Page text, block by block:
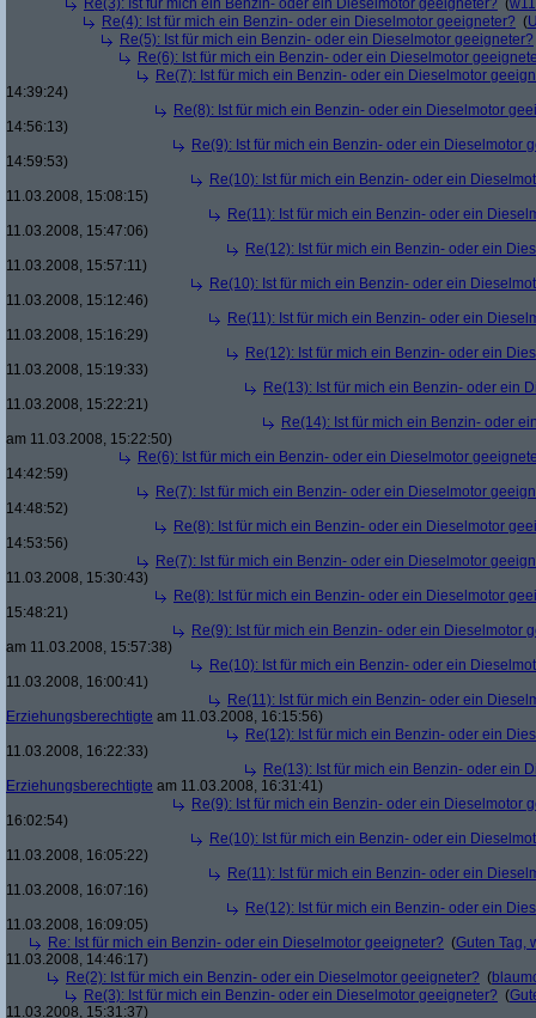
Re(3): Ist für mich ein Benzin- oder ein Dieselmotor geeigneter? (
Re(4): Ist für mich ein Benzin- oder ein Dieselmotor geeigneter? (
Re(5): Ist für mich ein Benzin- oder ein Dieselmotor geeigneter?
Re(6): Ist für mich ein Benzin- oder ein Dieselmotor
Re(7): Ist für mich ein Benzin- oder ein Dieselmotor
14:39:24)
Re(8): Ist für mich ein Benzin- oder ein Dieselmotor
14:56:13)
Re(9): Ist für mich ein Benzin- oder ein Dieselmotor
14:59:53)
Re(10): Ist für mich ein Benzin- oder ein
11.03.2008, 15:08:15)
Re(11): Ist für mich ein Benzin- oder ein
11.03.2008, 15:47:06)
Re(12): Ist für mich ein Benzin- oder ein
11.03.2008, 15:57:11)
Re(10): Ist für mich ein Benzin- oder ein
11.03.2008, 15:12:46)
Re(11): Ist für mich ein Benzin- oder ein
11.03.2008, 15:16:29)
Re(12): Ist für mich ein Benzin- oder ein
11.03.2008, 15:19:33)
Re(13): Ist für mich ein Benzin- oder ein
11.03.2008, 15:22:21)
Re(14): Ist für mich ein Benzin- oder
am 11.03.2008, 15:22:50)
Re(6): Ist für mich ein Benzin- oder ein Dieselmotor
14:42:59)
Re(7): Ist für mich ein Benzin- oder ein Dieselmotor
14:48:52)
Re(8): Ist für mich ein Benzin- oder ein Dieselmotor
14:53:56)
Re(7): Ist für mich ein Benzin- oder ein Dieselmotor
11.03.2008, 15:30:43)
Re(8): Ist für mich ein Benzin- oder ein Dieselmotor
15:48:21)
Re(9): Ist für mich ein Benzin- oder ein Dieselmotor
am 11.03.2008, 15:57:38)
Re(10): Ist für mich ein Benzin- oder ein
11.03.2008, 16:00:41)
Re(11): Ist für mich ein Benzin- oder ein
Erziehungsberechtigte am 11.03.2008, 16:15:56)
Re(12): Ist für mich ein Benzin- oder ein
11.03.2008, 16:22:33)
Re(13): Ist für mich ein Benzin- oder ein
Erziehungsberechtigte am 11.03.2008, 16:31:41)
Re(9): Ist für mich ein Benzin- oder ein Dieselmotor
16:02:54)
Re(10): Ist für mich ein Benzin- oder ein
11.03.2008, 16:05:22)
Re(11): Ist für mich ein Benzin- oder ein
11.03.2008, 16:07:16)
Re(12): Ist für mich ein Benzin- oder ein
11.03.2008, 16:09:05)
Re: Ist für mich ein Benzin- oder ein Dieselmotor geeigneter? (Guten Tag,
11.03.2008, 14:46:17)
Re(2): Ist für mich ein Benzin- oder ein Dieselmotor geeigneter? (
Re(3): Ist für mich ein Benzin- oder ein Dieselmotor geeigneter? (
11.03.2008, 15:31:37)